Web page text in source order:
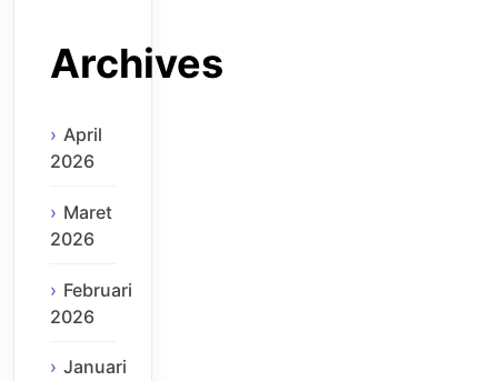
Archives
April
2026
Maret
2026
Februari
2026
Januari